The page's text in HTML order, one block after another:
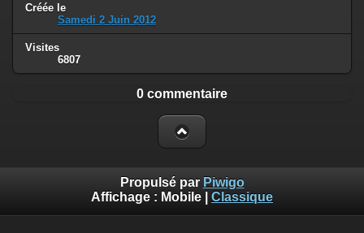
Créée le
Samedi 2 Juin 2012
Visites
6807
0 commentaire
Propulsé par Piwigo
Affichage : Mobile Classique